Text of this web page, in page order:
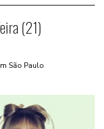
(21)
São Paulo